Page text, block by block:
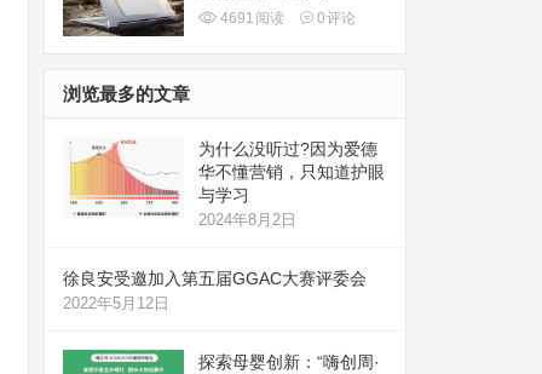
4691 阅读 0评论
浏览最多的文章
为什么没听过?因为爱德
华不懂营销，只知道护眼
与学习
2024年8月2日
徐良安受邀加入第五届GGAC大赛评委会
2022年5月12日
探索母婴创新：“嗨创周·